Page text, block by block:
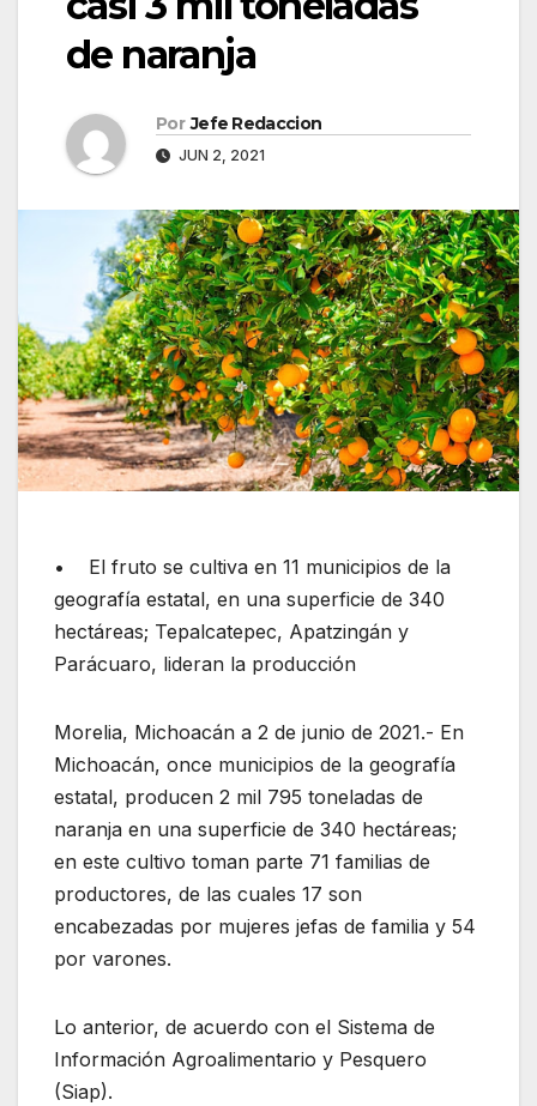
de naranja
Por Jefe Redaccion
JUN 2, 2021
• El fruto se cultiva en 11 municipios de la
geografía estatal, en una superficie de 340
hectáreas; Tepalcatepec, Apatzingán y
Parácuaro, lideran la producción
Morelia, Michoacán a 2 de junio de 2021.- En
Michoacán, once municipios de la geografía
estatal, producen 2 mil 795 toneladas de
naranja en una superficie de 340 hectáreas;
en este cultivo toman parte 71 familias de
productores, de las cuales 17 son
encabezadas por mujeres jefas de familia y 54
por varones.
Lo anterior, de acuerdo con el Sistema de
Información Agroalimentario y Pesquero
(Siap).